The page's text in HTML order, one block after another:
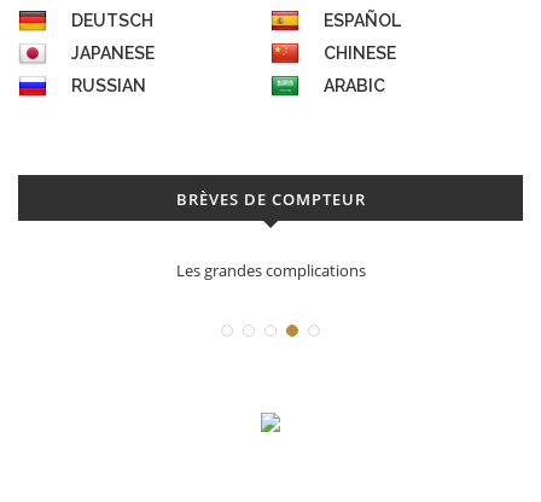
DEUTSCH
ESPAÑOL
JAPANESE
CHINESE
RUSSIAN
ARABIC
BRÈVES DE COMPTEUR
Les grandes complications